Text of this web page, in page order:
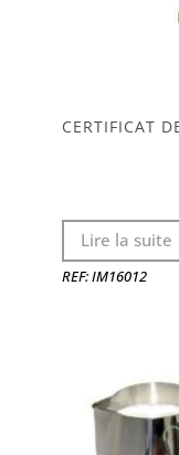
CERTIFICAT
Lire la suite
REF: IM16012